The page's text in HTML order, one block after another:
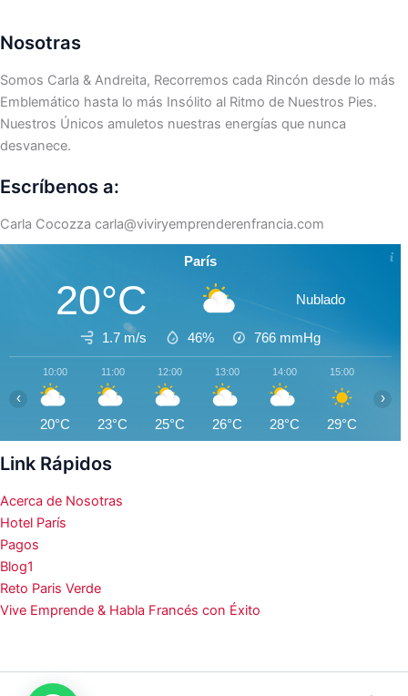
Nosotras
Somos Carla & Andreita, Recorremos cada Rincón desde lo más
Emblemático hasta lo más Insólito al Ritmo de Nuestros Pies.
Nuestros Únicos amuletos nuestras energías que nunca
desvanece.
Escríbenos a:
Carla Cocozza carla@viviryemprenderenfrancia.com
París
20°C Nublado
1.7 m/s 46% 766 mmHg
10:00
20°C
11:00
23°C
12:00
25°C
13:00
26°C
14:00
28°C
15:00
29°C
‹ ›
Link Rápidos
Acerca de Nosotras
Hotel París
Pagos
Blog1
Reto Paris Verde
Vive Emprende & Habla Francés con Éxito